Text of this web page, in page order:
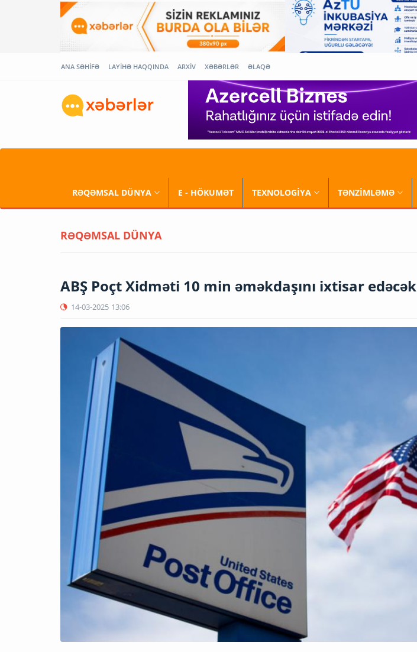
ANA SƏHİFƏ LAYİHƏ HAQQINDA ARXİV XƏBƏRLƏR ƏLAQƏ
RƏQƏMSAL DÜNYA E - HÖKUMƏT TEXNOLOGİYA TƏNZİMLƏMƏ
RƏQƏMSAL DÜNYA
ABŞ Poçt Xidməti 10 min əməkdaşını ixtisar edəcək
14-03-2025 13:06